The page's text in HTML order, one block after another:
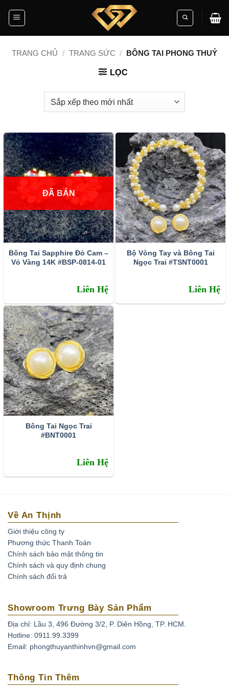
TRANG CHỦ / TRANG SỨC / BÔNG TAI PHONG THUỶ
LỌC
ĐÃ BÁN
Bông Tai Sapphire Đỏ Cam –
Vỏ Vàng 14K #BSP-0814-01
Liên Hệ
Bộ Vòng Tay và Bông Tai
Ngọc Trai #TSNT0001
Liên Hệ
Bông Tai Ngọc Trai
#BNT0001
Liên Hệ
Về An Thịnh
Giới thiệu công ty
Phương thức Thanh Toán
Chính sách bảo mật thông tin
Chính sách và quy định chung
Chính sách đổi trả
Showroom Trưng Bày Sản Phẩm
Địa chỉ: Lầu 3, 496 Đường 3/2, P. Diên Hồng, TP. HCM.
Hotline: 0911.99.3399
Email: phongthuyanthinhvn@gmail.com
Thông Tin Thêm